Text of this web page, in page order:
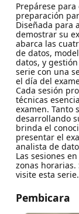
Prepárese
preparación
Diseñada para
demostrar su
abarca las
de datos,
datos, y
serie con una
el día del
Cada sesión
técnicas
examen. Tanto
desarrollando
brinda el
presentar el
analista de
Las sesiones
zonas horarias.
visite esta serie.
Pembicara